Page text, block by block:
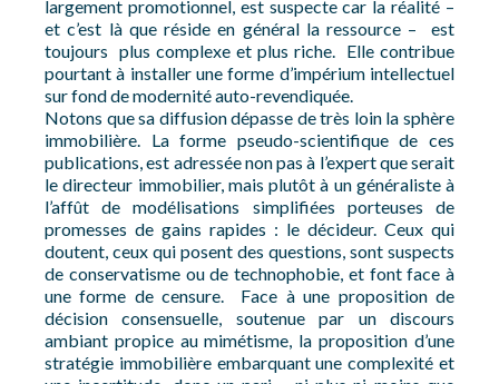
largement promotionnel, est suspecte car la réalité –
et c’est là que réside en général la ressource – est
toujours plus complexe et plus riche. Elle contribue
pourtant à installer une forme d’impérium intellectuel
sur fond de modernité auto-revendiquée.
Notons que sa diffusion dépasse de très loin la sphère
immobilière. La forme pseudo-scientifique de ces
publications, est adressée non pas à l’expert que serait
le directeur immobilier, mais plutôt à un généraliste à
l’affût de modélisations simplifiées porteuses de
promesses de gains rapides : le décideur. Ceux qui
doutent, ceux qui posent des questions, sont suspects
de conservatisme ou de technophobie, et font face à
une forme de censure. Face à une proposition de
décision consensuelle, soutenue par un discours
ambiant propice au mimétisme, la proposition d’une
stratégie immobilière embarquant une complexité et